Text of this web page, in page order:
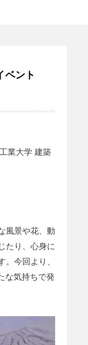
ベント
業大学 建築
風景や花、動
たり、心身に
今回より、
な気持ちで発